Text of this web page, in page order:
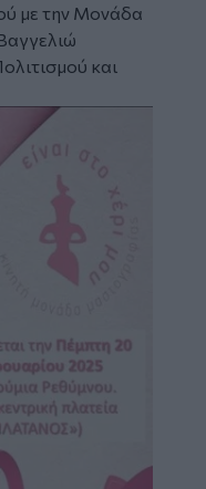
με την Μονάδα
και